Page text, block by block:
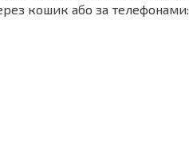
кошик або за телефонами: